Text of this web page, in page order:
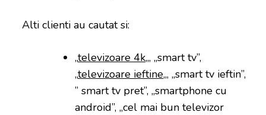
Alti clienti au cautat si:
„televizoare 4k„, „smart tv”,
„televizoare ieftine„, „smart tv ieftin”,
” smart tv pret”, „smartphone cu
android”, „cel mai bun televizor